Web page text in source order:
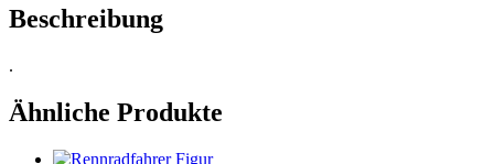
Beschreibung
.
Ähnliche Produkte